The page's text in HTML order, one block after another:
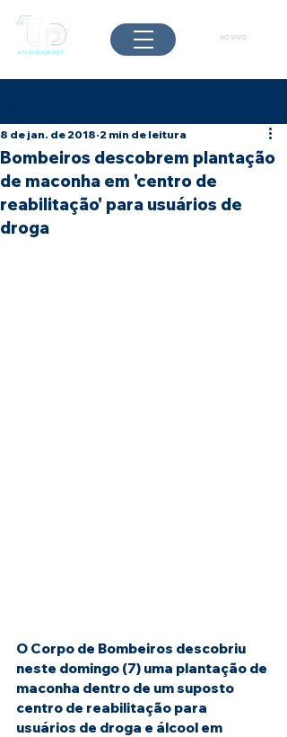
AO VIVO
Bombeiros descobrem plantação
de maconha em 'centro de
reabilitação' para usuários de
droga
8 de jan. de 2018 2 min de leitura
O Corpo de Bombeiros descobriu
neste domingo (7) uma plantação de
maconha dentro de um suposto
centro de reabilitação para
usuários de droga e álcool em